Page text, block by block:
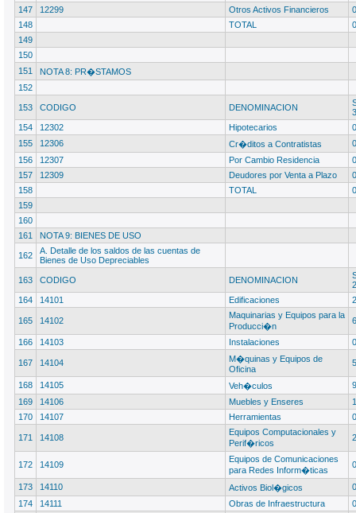
147 12299 Otros Activos Financieros
0
148
TOTAL
0
149
150
151
NOTA 8: PR�STAMOS
152
153 CODIGO DENOMINACION
154
12302 Hipotecarios
0
155
12306 Cr�ditos a Contratistas
0
156
12307 Por Cambio Residencia
0
157
12309 Deudores por Venta a Plazo
0
158
TOTAL
0
159
160
161
NOTA 9: BIENES DE USO
162
A. Detalle de los saldos de las cuentas de
Bienes de Uso Depreciables
163 CODIGO DENOMINACION
164
14101 Edificaciones
165 14102
Maquinarias y Equipos para la
Producci�n
166 14103 Instalaciones 0
167 14104
M�quinas y Equipos de
Oficina
168 14105 Veh�culos
169
14106 Muebles y Enseres
170
14107 Herramientas 0
171 14108
Equipos Computacionales y
Perif�ricos
172 14109
Equipos de Comunicaciones
para Redes Inform�ticas
0
173 14110 Activos Biol�gicos
0
174
14111 Obras de Infraestructura 0